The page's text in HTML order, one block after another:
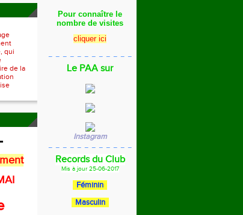
qui
de la
Pour connaître le
nombre de visites
cliquer ici
Le PAA sur
Instagram
Records du Club
Mis à jour 25-06-2017
Féminin
Masculin